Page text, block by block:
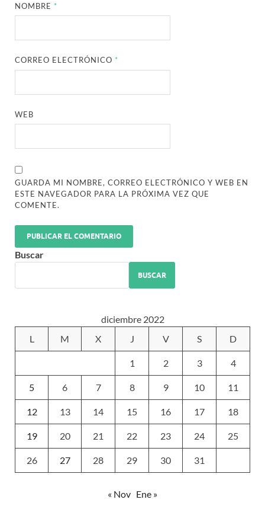
NOMBRE *
CORREO ELECTRÓNICO *
WEB
GUARDA MI NOMBRE, CORREO ELECTRÓNICO Y WEB EN
ESTE NAVEGADOR PARA LA PRÓXIMA VEZ QUE
COMENTE.
Buscar
BUSCAR
diciembre 2022
L
M X J V S D
1 2 3 4
5 6 7 8 9 10 11
12 13 14 15 16 17 18
19 20 21 22 23 24 25
26 27 28 29 30 31
« Nov Ene »